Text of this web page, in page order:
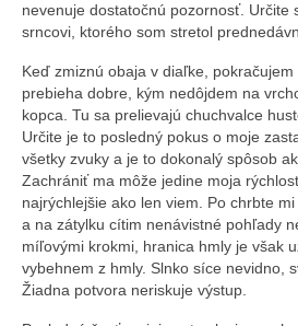
nevenuje dostatočnú pozornosť. Určite
srncovi, ktorého som stretol
Keď zmiznú obaja v diaľke,
prebieha dobre, kým nedôjdem na
kopca. Tu sa prelievajú chuchvalce
Určite je to posledný pokus o moje
všetky zvuky a je to dokonalý spôsob
Zachrániť ma môže jedine moja
najrýchlejšie ako len viem. Po chrbte
a na zátylku cítim nenávistné pohľady
míľovými krokmi, hranica hmly je však
vybehnem z hmly. Slnko síce nevidno,
Žiadna potvora neriskuje výstup.